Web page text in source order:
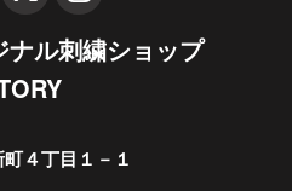
ル刺繍ショップ
４丁目１－１